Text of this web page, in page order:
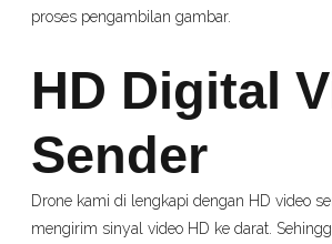
proses pengambilan gambar.
HD Digital
Sender
Drone kami di lengkapi dengan HD video
mengirim sinyal video HD ke darat.